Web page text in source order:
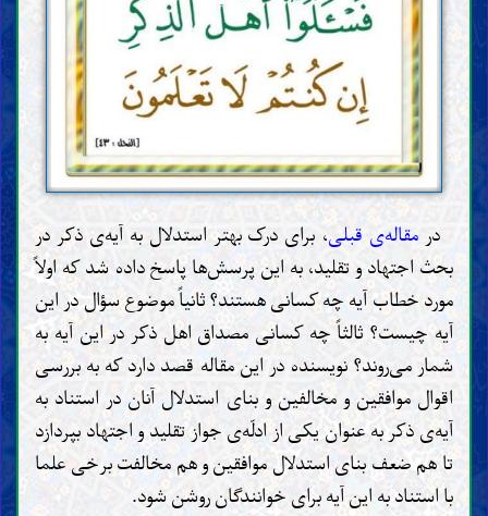
درمقاله‌ی قبلی، برای درک بهتر استدلال به آیه‌ی ذکر در
بحث اجتهاد و تقلید، به این پرسش‌ها پاسخ داده شد که اولاً
مورد خطاب آیه چه کسانی هستند؟ ثانیاً موضوع سؤال در این
آیه چیست؟ ثالثاً چه کسانی مصداق اهل ذکر در این آیه به
شمار می‌روند؟ نویسنده در این مقاله قصد دارد که به بررسی
اقوال موافقین و مخالفین و بنای استدلال آنان در استناد به
آیه‌ی ذکر به عنوان یکی از ادلّه‌ی جواز تقلید و اجتهاد بپردازد
تا هم ضعف بنای استدلال موافقین و هم مخالفت برخی علما
با استناد به این آیه برای خوانندگان روشن شود.